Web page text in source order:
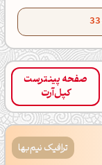
33
صفحه پینترست
کپل‌آرت
ترافیک نیم‌بها